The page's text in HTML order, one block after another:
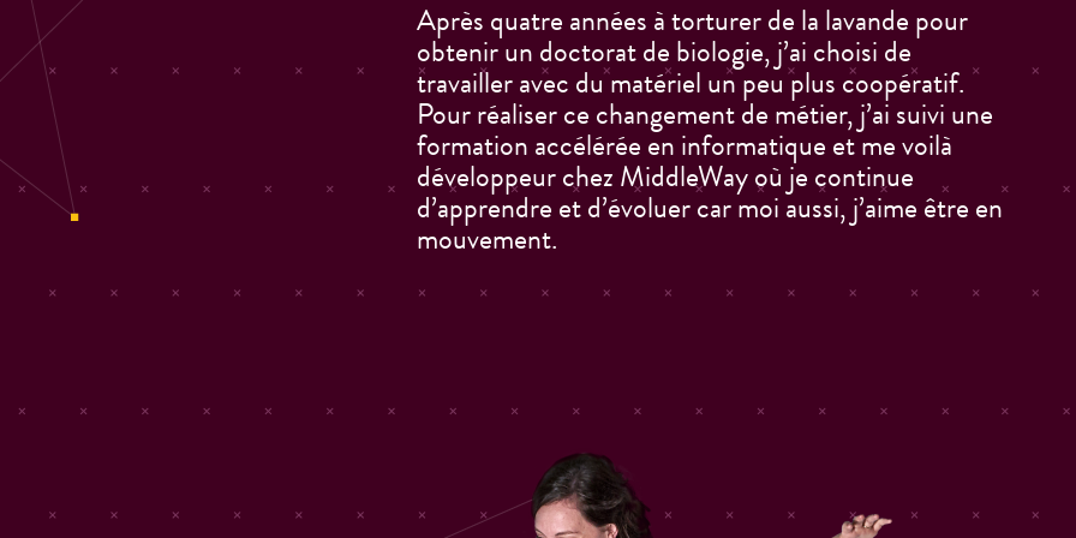
Après quatre années à torturer de la lavande pour
obtenir un doctorat de biologie, j’ai choisi de
travailler avec du matériel un peu plus coopératif.
Pour réaliser ce changement de métier, j’ai suivi une
formation accélérée en informatique et me voilà
développeur chez MiddleWay où je continue
d’apprendre et d’évoluer car moi aussi, j’aime être en
mouvement.